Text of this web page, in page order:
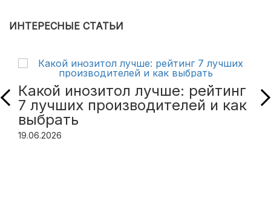
ИНТЕРЕСНЫЕ СТАТЬИ
Какой инозитол лучше: рейтинг
7 лучших производителей и как
выбрать
19.06.2026